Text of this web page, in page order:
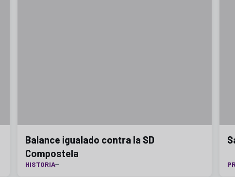
Balance igualado contra la SD
Compostela
HISTORIA